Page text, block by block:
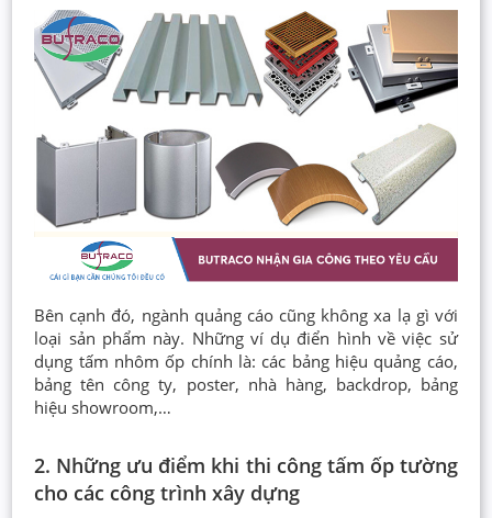
Bên cạnh đó, ngành quảng cáo cũng không xa lạ gì với
loại sản phẩm này. Những ví dụ điển hình về việc sử
dụng tấm nhôm ốp chính là: các bảng hiệu quảng cáo,
bảng tên công ty, poster, nhà hàng, backdrop, bảng
hiệu showroom,…
2. Những ưu điểm khi thi công tấm ốp tường
cho các công trình xây dựng